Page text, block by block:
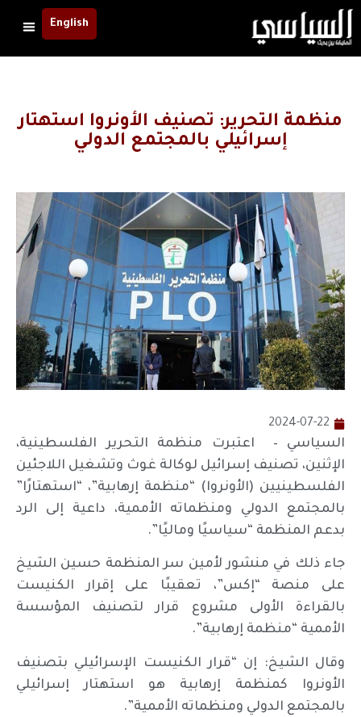
English
منظمة التحرير: تصنيف الأونروا استهتار
إسرائيلي بالمجتمع الدولي
2024-07-22
السياسي – اعتبرت منظمة التحرير الفلسطينية،
الإثنين، تصنيف إسرائيل لوكالة غوث وتشغيل اللاجئين
الفلسطينيين (الأونروا) “منظمة إرهابية”، “استهتارًا”
بالمجتمع الدولي ومنظماته الأممية، داعية إلى الرد
بدعم المنظمة “سياسيًا وماليًا”.
جاء ذلك في منشور لأمين سر المنظمة حسين الشيخ
على منصة “إكس”، تعقيبًا على إقرار الكنيست
بالقراءة الأولى مشروع قرار لتصنيف المؤسسة
الأممية “منظمة إرهابية”.
وقال الشيخ: إن “قرار الكنيست الإسرائيلي بتصنيف
الأونروا كمنظمة إرهابية هو استهتار إسرائيلي
بالمجتمع الدولي ومنظماته الأممية”.